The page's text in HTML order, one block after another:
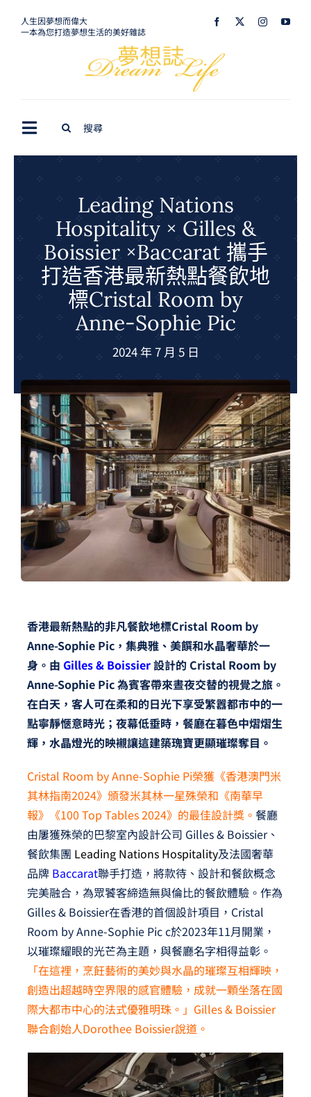
人生因夢想而偉大
一本為您打造夢想生活的美好雜誌
Toggle
Navigation
購屋指南
Leading Nations
Hospitality × Gilles &
Boissier ×Baccarat 攜手
打造香港最新熱點餐飲地
標Cristal Room by
Anne-Sophie Pic
2024 年 7 月 5 日
香港最新熱點的非凡餐飲地標Cristal Room by
Anne-Sophie Pic，集典雅、美饌和水晶奢華於一
身。由 Gilles & Boissier設計的 Cristal Room by
Anne-Sophie Pic 為賓客帶來晝夜交替的視覺之旅。
在白天，客人可在柔和的日光下享受繁囂都市中的一
點寧靜愜意時光；夜幕低垂時，餐廳在暮色中熠熠生
輝，水晶燈光的映襯讓這建築瑰寶更顯璀璨奪目。
Cristal Room by Anne-Sophie Pi榮獲《香港澳門米
其林指南2024》頒發米其林一星殊榮和《南華早
報》《100 Top Tables 2024》的最佳設計獎。 餐廳
由屢獲殊榮的巴黎室內設計公司 Gilles & Boissier、
餐飲集團 Leading Nations Hospitality及法國奢華
品牌Baccarat聯手打造，將款待、設計和餐飲概念
完美融合，為眾饕客締造無與倫比的餐飲體驗。作為
Gilles & Boissier在香港的首個設計項目，Cristal
Room by Anne-Sophie Pic c於2023年11月開業，
以璀璨耀眼的光芒為主題，與餐廳名字相得益彰。
「在這裡，烹飪藝術的美妙與水晶的璀璨互相輝映，
創造出超越時空界限的感官體驗，成就一顆坐落在國
際大都市中心的法式優雅明珠。」 Gilles & Boissier
聯合創始人Dorothee Boissier說道。